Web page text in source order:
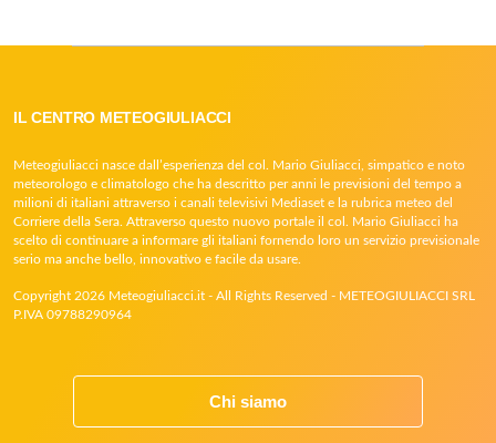
IL CENTRO METEOGIULIACCI
Meteogiuliacci nasce dall’esperienza del col. Mario Giuliacci, simpatico e noto
meteorologo e climatologo che ha descritto per anni le previsioni del tempo a
milioni di italiani attraverso i canali televisivi Mediaset e la rubrica meteo del
Corriere della Sera. Attraverso questo nuovo portale il col. Mario Giuliacci ha
scelto di continuare a informare gli italiani fornendo loro un servizio previsionale
serio ma anche bello, innovativo e facile da usare.
Copyright 2026 Meteogiuliacci.it - All Rights Reserved - METEOGIULIACCI SRL
P.IVA 09788290964
Chi siamo